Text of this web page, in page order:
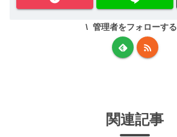
管理者をフォローする
関連記事